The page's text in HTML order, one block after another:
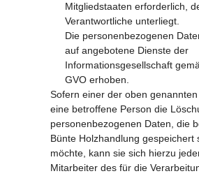
Mitgliedstaaten erforderlich,
Verantwortliche unterliegt.
Die personenbezogenen
auf angebotene Dienste der
Informationsgesellschaft
GVO erhoben.
Sofern einer der oben
eine betroffene Person die
personenbezogenen Daten, die
Bünte Holzhandlung gespeichert
möchte, kann sie sich hierzu
Mitarbeiter des für die